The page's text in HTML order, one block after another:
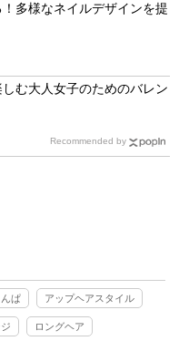
多様なネイルデザインを提
む大人女子のためのバレン
Recommended by
んぱ アップヘアスタイル
ロングヘア